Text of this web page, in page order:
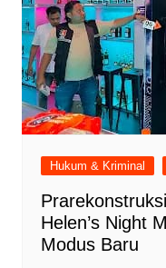
Hukum & Kriminal
Helen’s Night
Modus Baru